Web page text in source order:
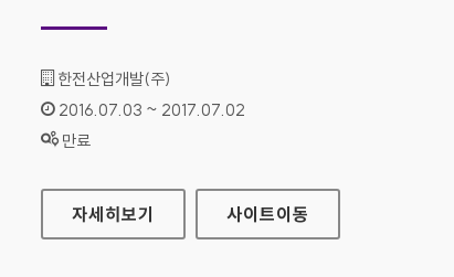
기관명 :
한전산업개발(주)
인증기간 :
2016.07.03 ~ 2017.07.02
상태 :
만료
한전산업개발 대표 홈페이지
자세히보기 사이트이동